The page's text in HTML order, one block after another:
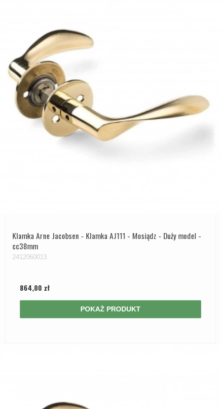
Klamka Arne Jacobsen - Klamka AJ111 - Mosiądz - Duży model -
cc38mm
2412060013
864,00 zł
POKAŻ PRODUKT